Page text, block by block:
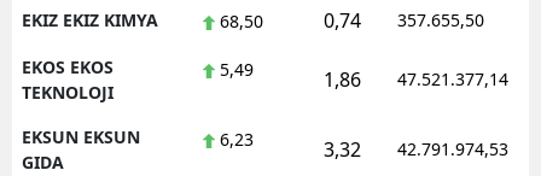
EKIZ EKIZ KIMYA 68,50 0,74 357.655,50
EKOS EKOS
TEKNOLOJI
5,49 1,86 47.521.377,14
EKSUN EKSUN
GIDA
6,23 3,32 42.791.974,53